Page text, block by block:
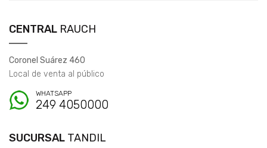
CENTRAL RAUCH
Coronel Suárez 460
Local de venta al público
WHATSAPP
249 4050000
SUCURSAL TANDIL